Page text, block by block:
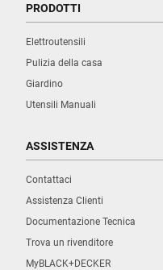
PRODOTTI
Elettroutensili
Pulizia della casa
Giardino
Utensili Manuali
ASSISTENZA
Contattaci
Assistenza Clienti
Documentazione Tecnica
Trova un rivenditore
MyBLACK+DECKER